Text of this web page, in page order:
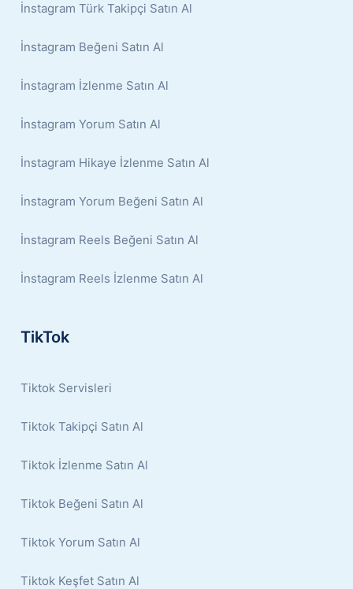
İnstagram Türk Takipçi Satın Al
İnstagram Beğeni Satın Al
İnstagram İzlenme Satın Al
İnstagram Yorum Satın Al
İnstagram Hikaye İzlenme Satın Al
İnstagram Yorum Beğeni Satın Al
İnstagram Reels Beğeni Satın Al
İnstagram Reels İzlenme Satın Al
TikTok
Tiktok Servisleri
Tiktok Takipçi Satın Al
Tiktok İzlenme Satın Al
Tiktok Beğeni Satın Al
Tiktok Yorum Satın Al
Tiktok Keşfet Satın Al